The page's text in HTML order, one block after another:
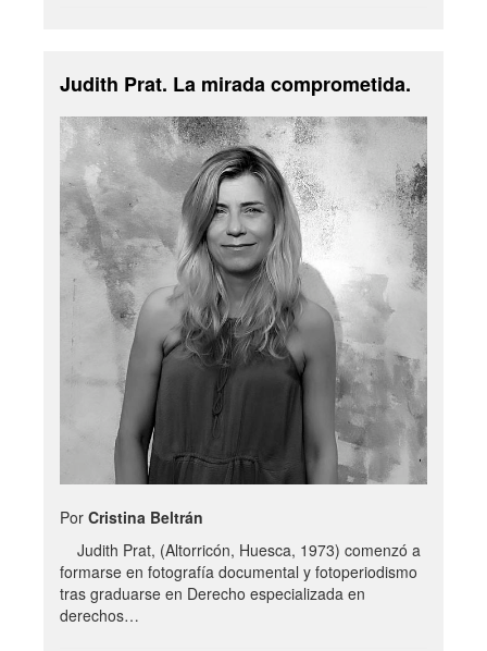
Judith Prat. La mirada comprometida.
Por Cristina Beltrán
Judith Prat, (Altorricón, Huesca, 1973) comenzó a
formarse en fotografía documental y fotoperiodismo
tras graduarse en Derecho especializada en
derechos…